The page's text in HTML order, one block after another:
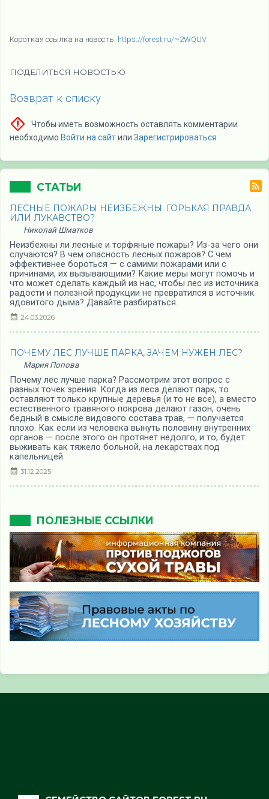
Короткая ссылка на новость: https://forest.ru/~2WQUV
ПОДЕЛИТЬСЯ НОВОСТЬЮ
Возврат к списку
Чтобы иметь возможность оставлять комментарии
необходимо Войти на сайтили Зарегистрироваться
СТАТЬИ
ЛЕСНЫЕ ПОЖАРЫ НЕИЗБЕЖНЫ. ГОРЬКАЯ ПРАВДА
ИЛИ ЛУКАВСТВО?
Николай Шматков
Неизбежны ли лесные и торфяные пожары? Из-за чего они
случаются? В чем опасность лесных пожаров? С чем
эффективнее бороться — с самими пожарами или с
причинами, их вызывающими? Какие меры могут помочь и
что может сделать каждый из нас, чтобы лес из источника
радости и полезной продукции не превратился в источник
ядовитого дыма? Давайте разбираться.
24.03.2026
ПОЧЕМУ ЛЕС ЛУЧШЕ ПАРКА, ЗАЧЕМ НУЖЕН ЛЕС?
Мария Попова
Почему лес лучше парка? Рассмотрим этот вопрос с
разных точек зрения. Когда из леса делают парк, то
оставляют только крупные деревья (и то не все), а вместо
естественного травяного покрова делают газон, очень
бедный в смысле видового состава трав, — получается
плохо. Как если из человека вынуть половину внутренних
органов — после этого он протянет недолго, и то, будет
выживать как тяжело больной, на лекарствах под
капельницей.
31.12.2025
ПОЛЕЗНЫЕ ССЫЛКИ